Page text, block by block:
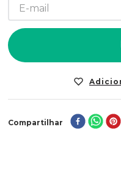
Compartilhar